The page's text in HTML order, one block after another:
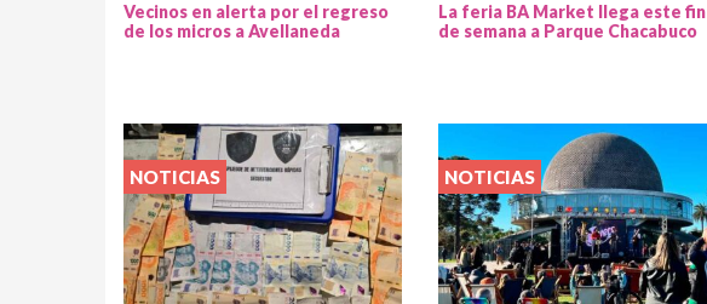
Vecinos en alerta por el regreso
de los micros a Avellaneda
La feria BA Market llega este fin
de semana a Parque Chacabuco
NOTICIAS NOTICIAS